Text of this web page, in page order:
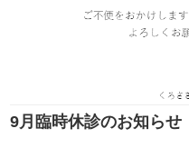
9月臨時休診のお知らせ